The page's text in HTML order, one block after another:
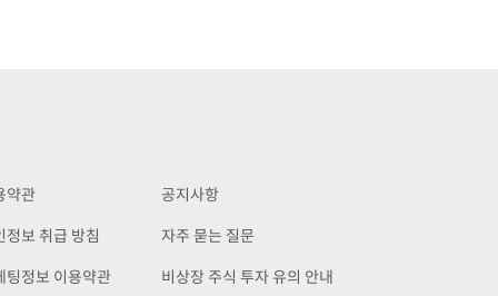
약관
정보 취급 방침
팅정보 이용약관
공지사항
자주 묻는 질문
비상장 주식 투자 유의 안내